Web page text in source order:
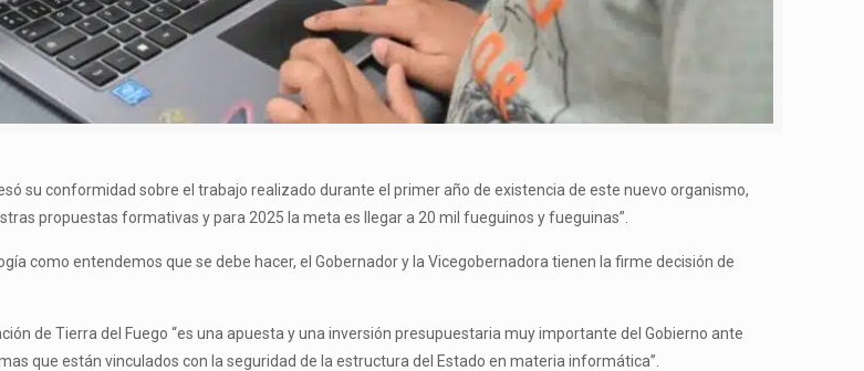
su conformidad sobre el trabajo realizado durante el primer año de existencia de este nuevo organismo,
propuestas formativas y para 2025 la meta es llegar a 20 mil fueguinos y fueguinas”.
como entendemos que se debe hacer, el Gobernador y la Vicegobernadora tienen la firme decisión de
de Tierra del Fuego “es una apuesta y una inversión presupuestaria muy importante del Gobierno ante
que están vinculados con la seguridad de la estructura del Estado en materia informática”.